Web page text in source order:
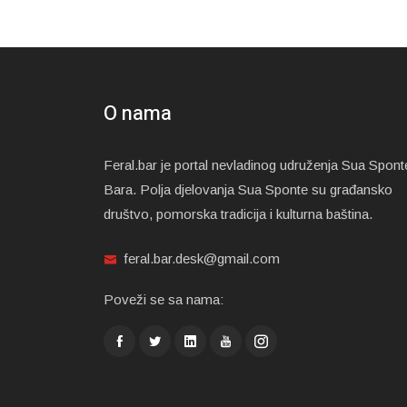
O nama
Feral.bar je portal nevladinog udruženja Sua
Bara. Polja djelovanja Sua Sponte su građansko
društvo, pomorska tradicija i kulturna baština.
feral.bar.desk@gmail.com
Poveži se sa nama: